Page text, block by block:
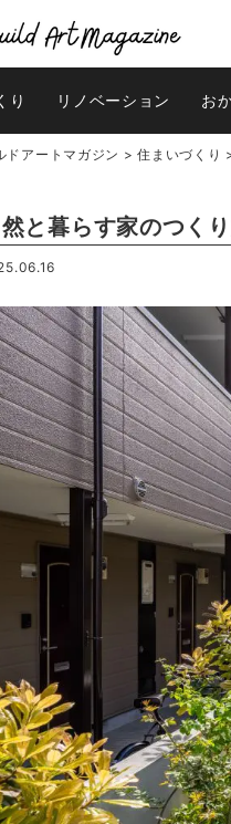
り リノベーション お
ドアートマガジン >住まいづくり
と暮らす家のつく